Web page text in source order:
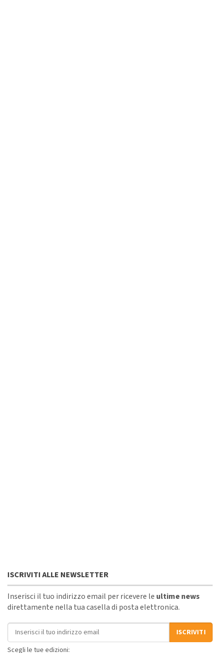
ISCRIVITI ALLE NEWSLETTER
Inserisci il tuo indirizzo email per ricevere le ultime news
direttamente nella tua casella di posta elettronica.
Indirizzo email
ISCRIVITI
Scegli le tue edizioni: